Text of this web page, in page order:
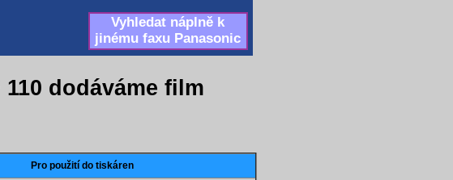
Vyhledat náplně k
jinému faxu Panasonic
dodáváme film
Pro použití do tiskáren